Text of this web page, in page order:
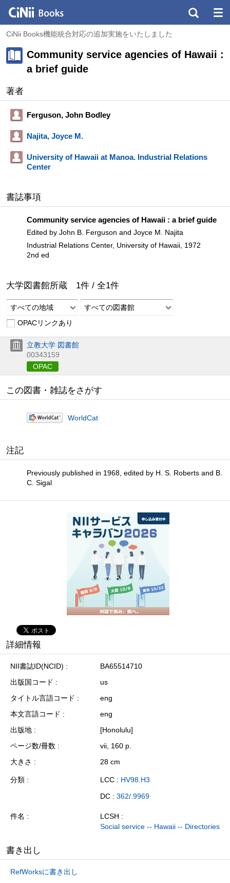
CiNii Books機能統合対応の追加実施をいたしました
Community service agencies of Hawaii :
a brief guide
著者
Ferguson, John Bodley
Najita, Joyce M.
University of Hawaii at Manoa. Industrial Relations
Center
書誌事項
Community service agencies of Hawaii : a brief guide
Edited by John B. Ferguson and Joyce M. Najita
Industrial Relations Center, University of Hawaii, 1972
2nd ed
大学図書館所蔵 1件 / 全1件
すべての地域
すべての図書館
OPACリンクあり
立教大学 図書館
00343159
OPAC
この図書・雑誌をさがす
WorldCat
注記
Previously published in 1968, edited by H. S. Roberts and B.
C. Sigal
詳細情報
NII書誌ID(NCID)
BA65514710
出版国コード
us
タイトル言語コード
eng
本文言語コード
eng
出版地
[Honolulu]
ページ数/冊数
vii, 160 p.
大きさ
28 cm
分類 LCC : HV98.H3
DC : 362/.9969
件名
LCSH :
Social service -- Hawaii -- Directories
書き出し
RefWorksに書き出し